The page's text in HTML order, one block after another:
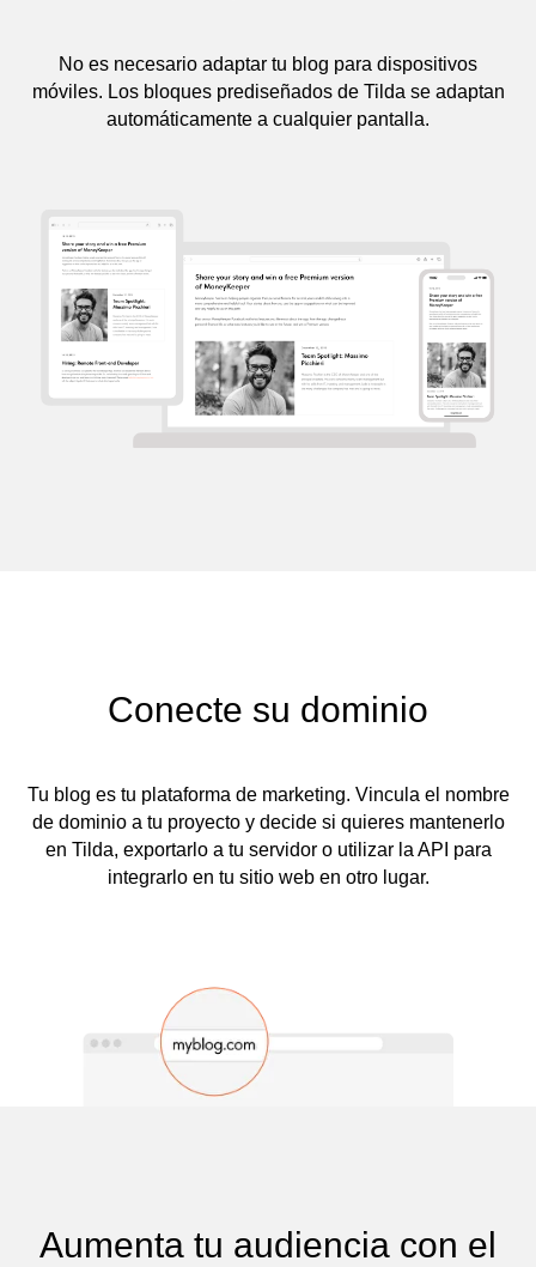
No es necesario adaptar tu blog para dispositivos
móviles. Los bloques prediseñados de Tilda se adaptan
automáticamente a cualquier pantalla.
Conecte su dominio
Tu blog es tu plataforma de marketing. Vincula el nombre
de dominio a tu proyecto y decide si quieres mantenerlo
en Tilda, exportarlo a tu servidor o utilizar la API para
integrarlo en tu sitio web en otro lugar.
Aumenta tu audiencia con el